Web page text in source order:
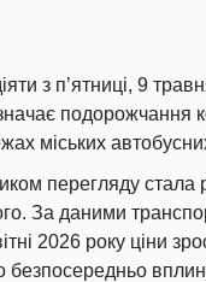
з п’ятниці, 9
подорожчання
міських
перегляду стала
За даними
2026 року ціни
безпосередньо